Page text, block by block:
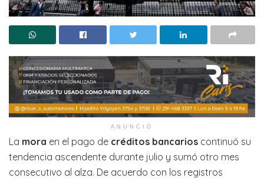
ANUNCIO
La mora en el pago de créditos bancarios continuó su
tendencia ascendente durante julio y sumó otro mes
consecutivo al alza. De acuerdo con los registros